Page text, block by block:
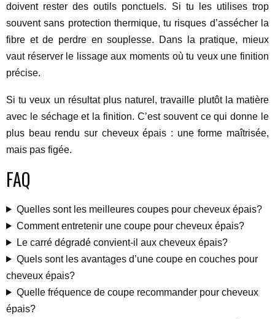
doivent rester des outils ponctuels. Si tu les utilises trop
souvent sans protection thermique, tu risques d’assécher la
fibre et de perdre en souplesse. Dans la pratique, mieux
vaut réserver le lissage aux moments où tu veux une finition
précise.
Si tu veux un résultat plus naturel, travaille plutôt la matière
avec le séchage et la finition. C’est souvent ce qui donne le
plus beau rendu sur cheveux épais : une forme maîtrisée,
mais pas figée.
FAQ
Quelles sont les meilleures coupes pour cheveux épais?
Comment entretenir une coupe pour cheveux épais?
Le carré dégradé convient-il aux cheveux épais?
Quels sont les avantages d’une coupe en couches pour
cheveux épais?
Quelle fréquence de coupe recommander pour cheveux
épais?